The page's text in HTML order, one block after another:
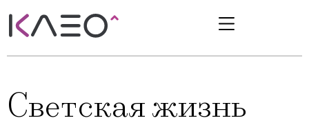
Светская жизнь